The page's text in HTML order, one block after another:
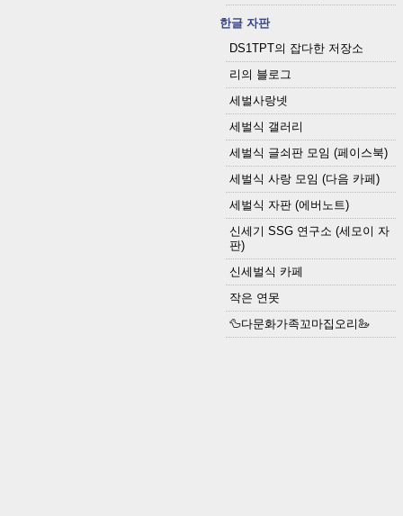
한글 자판
DS1TPT의 잡다한 저장소
리의 블로그
세벌사랑넷
세벌식 갤러리
세벌식 글쇠판 모임 (페이스북)
세벌식 사랑 모임 (다음 카페)
세벌식 자판 (에버노트)
신세기 SSG 연구소 (세모이 자
판)
신세벌식 카페
작은 연못
🦆다문화가족꼬마집오리🦢